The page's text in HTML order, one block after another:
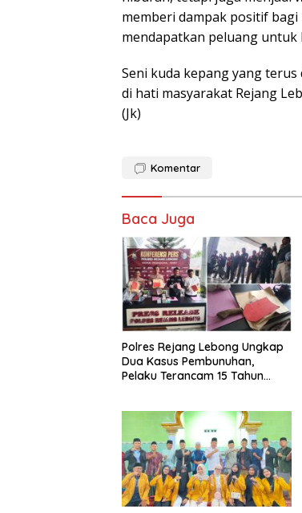
memberi dampak positif
mendapatkan peluang untuk
Seni kuda kepang yang
di hati masyarakat Rejang
(Jk)
Komentar
Baca Juga
Polres Rejang Lebong Ungkap
Dua Kasus Pembunuhan,
Pelaku Terancam 15 Tahun